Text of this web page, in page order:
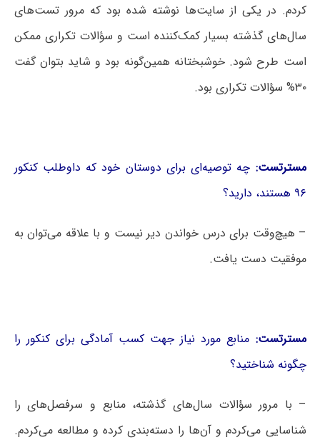
کردم. در یکی از سایت‌ها نوشته شده بود که مرور تست‌های
سال‌های گذشته بسیار کمک‌کننده است و سؤالات تکراری ممکن
است طرح شود. خوشبختانه همین‌گونه بود و شاید بتوان گفت
۳۰% سؤالات تکراری بود.
مسترتست: چه توصیه‌ای برای دوستان خود که داوطلب کنکور
۹۶ هستند، دارید؟
– هیچ‌وقت برای درس خواندن دیر نیست و با علاقه می‌توان به
موفقیت دست یافت.
مسترتست: منابع مورد نیاز جهت کسب آمادگی برای کنکور را
چگونه شناختید؟
– با مرور سؤالات سال‌های گذشته، منابع و سرفصل‌های را
شناسایی می‌کردم و آن‌ها را دسته‌بندی کرده و مطالعه می‌کردم.